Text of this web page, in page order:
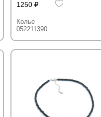
1250
Колье
052211390